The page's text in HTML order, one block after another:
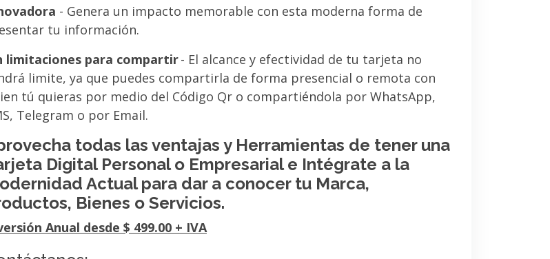
- Genera un impacto memorable con esta moderna forma de
tu información.
limitaciones para compartir- El alcance y efectividad de tu tarjeta no
limite, ya que puedes compartirla de forma presencial o remota con
tú quieras por medio del Código Qr o compartiéndola por WhatsApp,
Telegram o por Email.
todas las ventajas y Herramientas de tener una
Digital Personal o Empresarial e Intégrate a la
Actual para dar a conocer tu Marca,
Bienes o Servicios.
Anual desde $ 499.00 + IVA